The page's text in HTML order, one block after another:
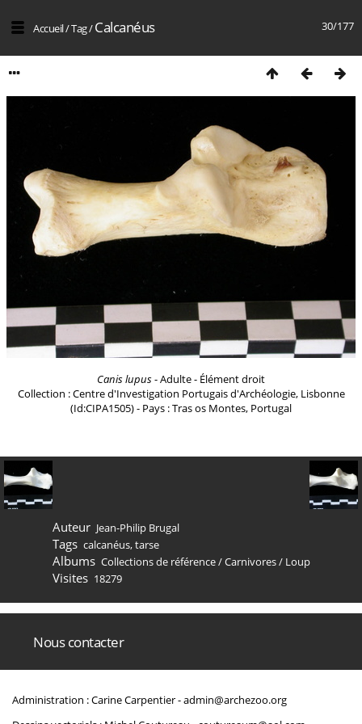
30/177
Accueil/Tag/Calcanéus
Canis lupus- Adulte - Élément droit
Collection : Centre d'Investigation Portugais d'Archéologie, Lisbonne
(Id:CIPA1505) - Pays : Tras os Montes, Portugal
Auteur Jean-Philip Brugal
Tags calcanéus,tarse
Albums Collections de référence/Carnivores/ Loup
Visites 18279
Nous contacter
Administration : Carine Carpentier -admin@archezoo.org